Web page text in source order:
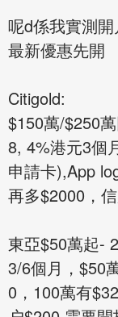
呢d係我實測
最新優惠先開
Citigold:
$150萬/$250
8, 4%港元3個
申請卡),App
再多$2000，
東亞$50萬起-
3/6個月，$50
0，100萬有